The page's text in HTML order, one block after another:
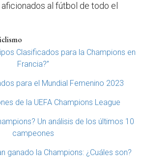
al fútbol de todo el
Clasificados para la Champions en
Francia?”
para el Mundial Femenino 2023
de la UEFA Champions League
Un análisis de los últimos 10
campeones
ganado la Champions: ¿Cuáles son?